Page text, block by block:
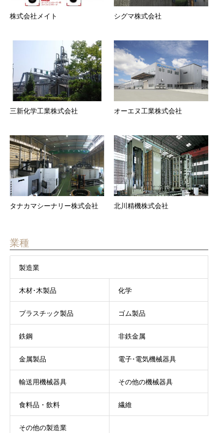
株式会社メイト シグマ株式会社
三新化学工業株式会社 オーエヌ工業株式会社
タナカマシーナリー株式会社 北川精機株式会社
業種
製造業
木材･木製品 化学
プラスチック製品 ゴム製品
鉄鋼 非鉄金属
金属製品 電子･電気機械器具
輸送用機械器具 その他の機械器具
食料品・飲料 繊維
その他の製造業